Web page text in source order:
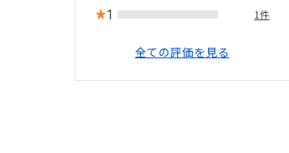
1 1件
全ての評価を見る